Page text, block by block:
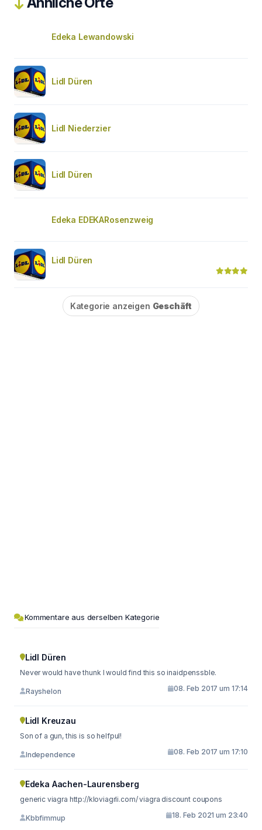
Edeka Lewandowski
Lidl Düren
Lidl Niederzier
Lidl Düren
Edeka EDEKARosenzweig
Lidl Düren
Kategorie anzeigen Geschäft
Kommentare aus derselben Kategorie
Lidl Düren
Never would have thunk I would find this so inaidpenssble.
Rayshelon 08. Feb 2017 um 17:14
Lidl Kreuzau
Son of a gun, this is so helfpul!
Independence 08. Feb 2017 um 17:10
Edeka Aachen-Laurensberg
generic viagra http://kloviagrli.com/ viagra discount coupons
Kbbfimmup 18. Feb 2021 um 23:40